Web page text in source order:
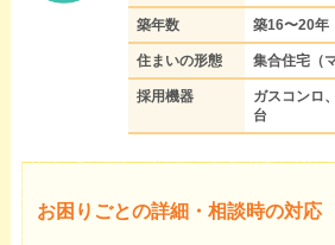
築年数 築16〜20年
住まいの形態 集合住宅（
採用機器
ガスコンロ
台
お困りごとの詳細・相談時の対応